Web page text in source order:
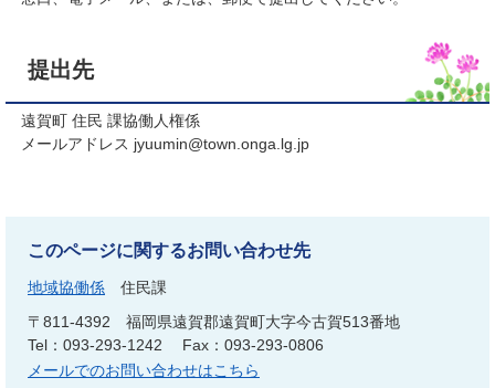
提出先
遠賀町 住民 課協働人権係
メールアドレス jyuumin@town.onga.lg.jp
このページに関するお問い合わせ先
地域協働係
住民課
〒811-4392
福岡県遠賀郡遠賀町大字今古賀513番地
Tel：093-293-1242
Fax：093-293-0806
メールでのお問い合わせはこちら